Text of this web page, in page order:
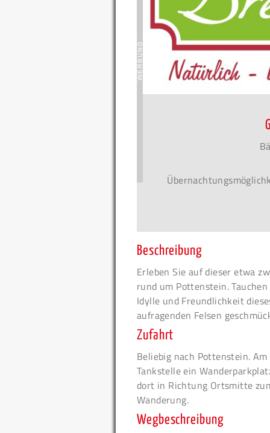
Beschreibung
Erleben Sie auf dieser etwa
rund um Pottenstein.
Idylle und Freundlichkeit
aufragenden Felsen
Zufahrt
Beliebig nach Pottenstein.
Tankstelle ein
dort in Richtung Ortsmitte
Wanderung.
Wegbeschreibung